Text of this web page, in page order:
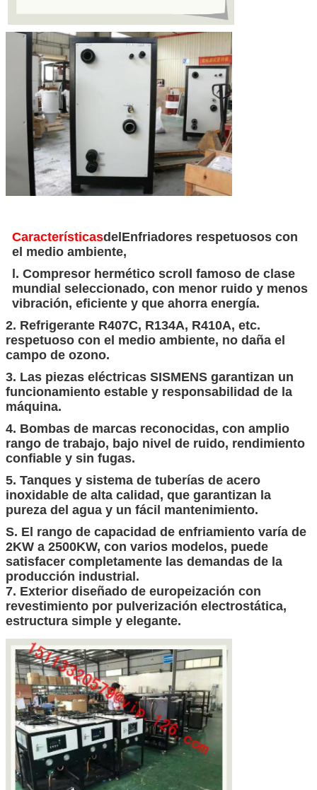
CaracterísticasdelEnfriadores respetuosos con
el medio ambiente,
l. Compresor hermético scroll famoso de clase
mundial seleccionado, con menor ruido y menos
vibración, eficiente y que ahorra energía.
2. Refrigerante R407C, R134A, R410A, etc.
respetuoso con el medio ambiente, no daña el
campo de ozono.
3. Las piezas eléctricas SISMENS garantizan un
funcionamiento estable y responsabilidad de la
máquina.
4. Bombas de marcas reconocidas, con amplio
rango de trabajo, bajo nivel de ruido, rendimiento
confiable y sin fugas.
5. Tanques y sistema de tuberías de acero
inoxidable de alta calidad, que garantizan la
pureza del agua y un fácil mantenimiento.
S. El rango de capacidad de enfriamiento varía de
2KW a 2500KW, con varios modelos, puede
satisfacer completamente las demandas de la
producción industrial.
7. Exterior diseñado de europeización con
revestimiento por pulverización electrostática,
estructura simple y elegante.